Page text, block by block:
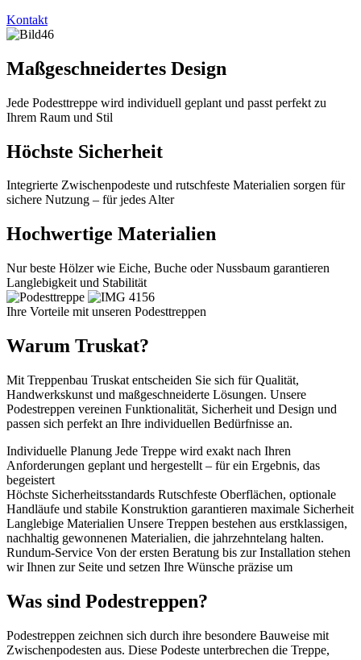
Kontakt
Maßgeschneidertes Design
Jede Podesttreppe wird individuell geplant und passt perfekt zu
Ihrem Raum und Stil
Höchste Sicherheit
Integrierte Zwischenpodeste und rutschfeste Materialien sorgen für
sichere Nutzung – für jedes Alter
Hochwertige Materialien
Nur beste Hölzer wie Eiche, Buche oder Nussbaum garantieren
Langlebigkeit und Stabilität
Ihre Vorteile mit unseren Podesttreppen
Warum Truskat?
Mit Treppenbau Truskat entscheiden Sie sich für Qualität,
Handwerkskunst und maßgeschneiderte Lösungen. Unsere
Podestreppen vereinen Funktionalität, Sicherheit und Design und
passen sich perfekt an Ihre individuellen Bedürfnisse an.
Individuelle Planung Jede Treppe wird exakt nach Ihren
Anforderungen geplant und hergestellt – für ein Ergebnis, das
begeistert
Höchste Sicherheitsstandards Rutschfeste Oberflächen, optionale
Handläufe und stabile Konstruktion garantieren maximale Sicherheit
Langlebige Materialien Unsere Treppen bestehen aus erstklassigen,
nachhaltig gewonnenen Materialien, die jahrzehntelang halten.
Rundum-Service Von der ersten Beratung bis zur Installation stehen
wir Ihnen zur Seite und setzen Ihre Wünsche präzise um
Was sind Podestreppen?
Podestreppen zeichnen sich durch ihre besondere Bauweise mit
Zwischenpodesten aus. Diese Podeste unterbrechen die Treppe,